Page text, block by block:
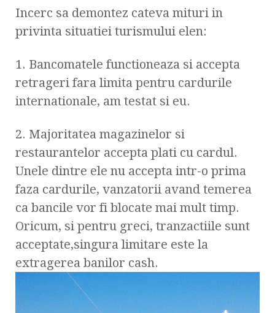
Incerc sa demontez cateva mituri in
privinta situatiei turismului elen:
1. Bancomatele functioneaza si accepta
retrageri fara limita pentru cardurile
internationale, am testat si eu.
2. Majoritatea magazinelor si
restaurantelor accepta plati cu cardul.
Unele dintre ele nu accepta intr-o prima
faza cardurile, vanzatorii avand temerea
ca bancile vor fi blocate mai mult timp.
Oricum, si pentru greci, tranzactiile sunt
acceptate,singura limitare este la
extragerea banilor cash.